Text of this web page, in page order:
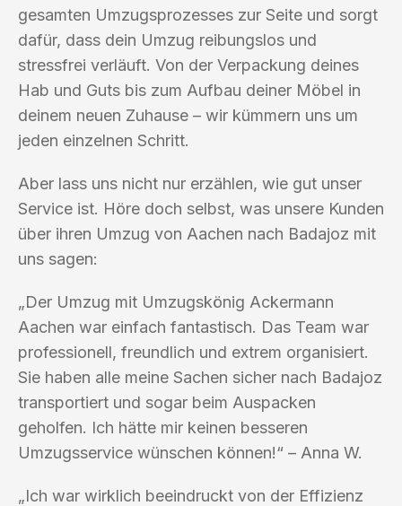
gesamten Umzugsprozesses zur Seite und sorgt
dafür, dass dein Umzug reibungslos und
stressfrei verläuft. Von der Verpackung deines
Hab und Guts bis zum Aufbau deiner Möbel in
deinem neuen Zuhause – wir kümmern uns um
jeden einzelnen Schritt.
Aber lass uns nicht nur erzählen, wie gut unser
Service ist. Höre doch selbst, was unsere Kunden
über ihren Umzug von Aachen nach Badajoz mit
uns sagen:
„Der Umzug mit Umzugskönig Ackermann
Aachen war einfach fantastisch. Das Team war
professionell, freundlich und extrem organisiert.
Sie haben alle meine Sachen sicher nach Badajoz
transportiert und sogar beim Auspacken
geholfen. Ich hätte mir keinen besseren
Umzugsservice wünschen können!“ – Anna W.
„Ich war wirklich beeindruckt von der Effizienz